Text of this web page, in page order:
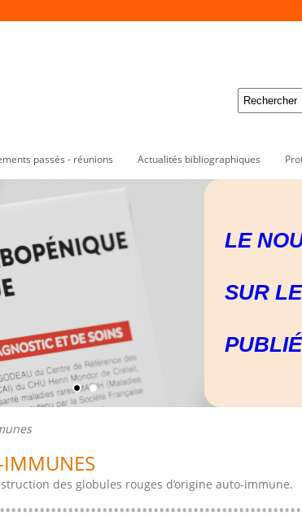
passés - réunions Actualités bibliographiques
LE
SUR
IMMUNES
des globules rouges d’origine auto-immune.